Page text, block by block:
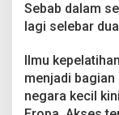
Sebab dalam
lagi selebar
Ilmu
menjadi
negara kecil